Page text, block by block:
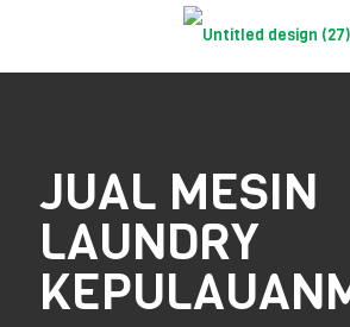
JUAL MESIN
LAUNDRY